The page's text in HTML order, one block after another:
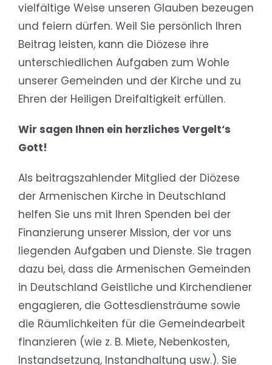
vielfältige Weise unseren Glauben bezeugen
und feiern dürfen. Weil Sie persönlich Ihren
Beitrag leisten, kann die Diözese ihre
unterschiedlichen Aufgaben zum Wohle
unserer Gemeinden und der Kirche und zu
Ehren der Heiligen Dreifaltigkeit erfüllen.
Wir sagen Ihnen ein herzliches Vergelt‘s
Gott!
Als beitragszahlender Mitglied der Diözese
der Armenischen Kirche in Deutschland
helfen Sie uns mit Ihren Spenden bei der
Finanzierung unserer Mission, der vor uns
liegenden Aufgaben und Dienste. Sie tragen
dazu bei, dass die Armenischen Gemeinden
in Deutschland Geistliche und Kirchendiener
engagieren, die Gottesdiensträume sowie
die Räumlichkeiten für die Gemeindearbeit
finanzieren (wie z. B. Miete, Nebenkosten,
Instandsetzung, Instandhaltung usw.). Sie